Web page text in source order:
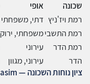
שכונה
אופי
רמת ויז'ניץ דתי, משפחתי
רמת התשבימשפחתי, ירוק
רמת הדר
עירוני
הדר
עירוני, מגוון
ציון נוחות השכונה — Unehasim